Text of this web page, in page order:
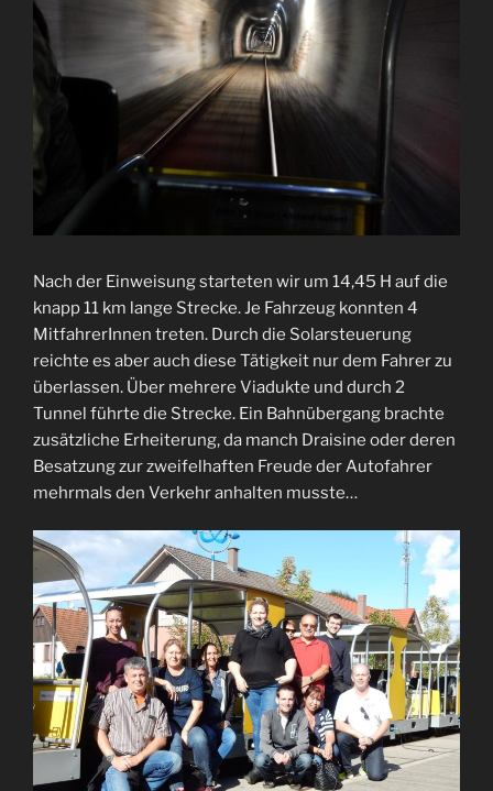
Nach der Einweisung starteten wir um 14,45 H auf die
knapp 11 km lange Strecke. Je Fahrzeug konnten 4
MitfahrerInnen treten. Durch die Solarsteuerung
reichte es aber auch diese Tätigkeit nur dem Fahrer zu
überlassen. Über mehrere Viadukte und durch 2
Tunnel führte die Strecke. Ein Bahnübergang brachte
zusätzliche Erheiterung, da manch Draisine oder deren
Besatzung zur zweifelhaften Freude der Autofahrer
mehrmals den Verkehr anhalten musste…